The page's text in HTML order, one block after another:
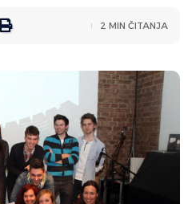
2 MIN ČITANJA